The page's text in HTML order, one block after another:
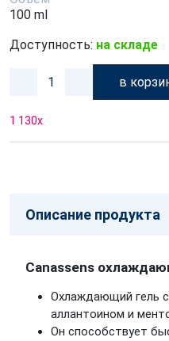
100 ml
Доступность: на складе
в
1 130x
Описание продукта
Canassens
Охлаждающий гель
аллантоином и
Он способствует